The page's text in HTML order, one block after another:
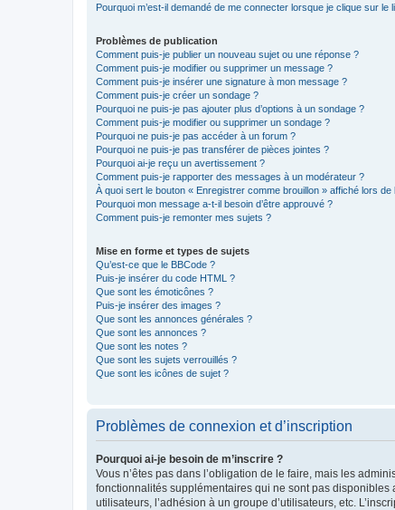
Pourquoi m’est-il demandé de me connecter lorsque je clique sur le
Problèmes de publication
Comment puis-je publier un nouveau sujet ou une réponse ?
Comment puis-je modifier ou supprimer un message ?
Comment puis-je insérer une signature à mon message ?
Comment puis-je créer un sondage ?
Pourquoi ne puis-je pas ajouter plus d’options à un sondage ?
Comment puis-je modifier ou supprimer un sondage ?
Pourquoi ne puis-je pas accéder à un forum ?
Pourquoi ne puis-je pas transférer de pièces jointes ?
Pourquoi ai-je reçu un avertissement ?
Comment puis-je rapporter des messages à un modérateur ?
À quoi sert le bouton « Enregistrer comme brouillon » affiché lors de
Pourquoi mon message a-t-il besoin d’être approuvé ?
Comment puis-je remonter mes sujets ?
Mise en forme et types de sujets
Qu’est-ce que le BBCode ?
Puis-je insérer du code HTML ?
Que sont les émoticônes ?
Puis-je insérer des images ?
Que sont les annonces générales ?
Que sont les annonces ?
Que sont les notes ?
Que sont les sujets verrouillés ?
Que sont les icônes de sujet ?
Problèmes de connexion et d’inscription
Pourquoi ai-je besoin de m’inscrire ?
Vous n’êtes pas dans l’obligation de le faire, mais les
fonctionnalités supplémentaires qui ne sont pas disponibles
utilisateurs, l’adhésion à un groupe d’utilisateurs, etc.